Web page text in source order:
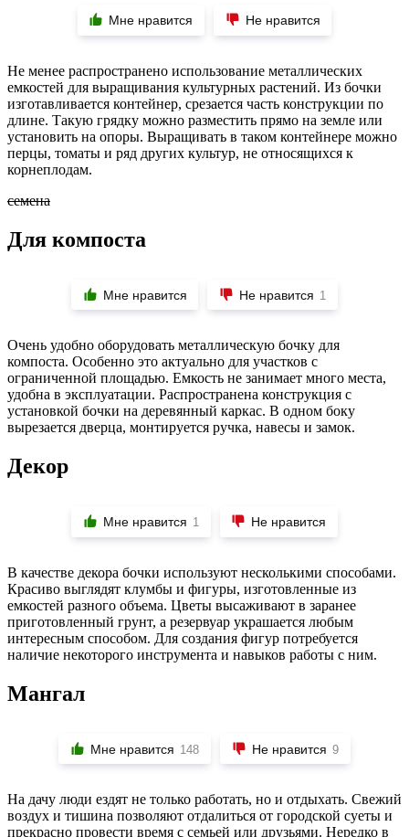
Мне нравится Не нравится
Не менее распространено использование металлических
емкостей для выращивания культурных растений. Из бочки
изготавливается контейнер, срезается часть конструкции по
длине. Такую грядку можно разместить прямо на земле или
установить на опоры. Выращивать в таком контейнере можно
перцы, томаты и ряд других культур, не относящихся к
корнеплодам.
семена
Для компоста
Мне нравится Не нравится 1
Очень удобно оборудовать металлическую бочку для
компоста. Особенно это актуально для участков с
ограниченной площадью. Емкость не занимает много места,
удобна в эксплуатации. Распространена конструкция с
установкой бочки на деревянный каркас. В одном боку
вырезается дверца, монтируется ручка, навесы и замок.
Декор
Мне нравится 1 Не нравится
В качестве декора бочки используют несколькими способами.
Красиво выглядят клумбы и фигуры, изготовленные из
емкостей разного объема. Цветы высаживают в заранее
приготовленный грунт, а резервуар украшается любым
интересным способом. Для создания фигур потребуется
наличие некоторого инструмента и навыков работы с ним.
Мангал
Мне нравится 148 Не нравится 9
На дачу люди ездят не только работать, но и отдыхать. Свежий
воздух и тишина позволяют отдалиться от городской суеты и
прекрасно провести время с семьей или друзьями. Нередко в